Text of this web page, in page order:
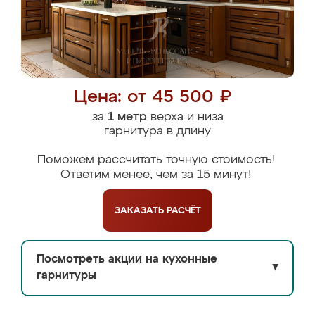
Цена: от 45 500 ₽
за 1 метрверха и низа
гарнитура в длину
Поможем рассчитать точную стоимость!
Ответим менее, чем за 15 минут!
ЗАКАЗАТЬ РАСЧЁТ
Посмотреть акции на кухонные
гарнитуры
▼